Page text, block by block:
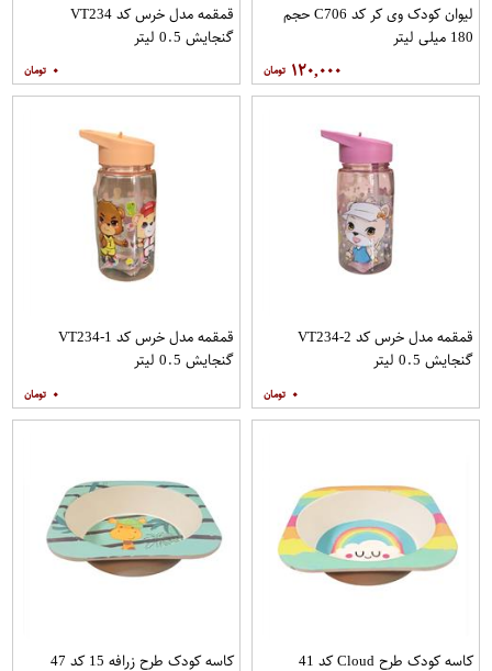
لیوان کودک وی کر کد C706 حجم
180 میلی لیتر
۱۲۰,۰۰۰
قمقمه مدل خرس کد VT234
گنجایش 0.5 لیتر
۰
قمقمه مدل خرس کد VT234-2
گنجایش 0.5 لیتر
۰
قمقمه مدل خرس کد VT234-1
گنجایش 0.5 لیتر
۰
کاسه کودک طرح Cloud کد 41 کاسه کودک طرح زرافه 15 کد 47